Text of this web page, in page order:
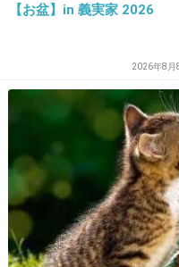
出典：www.update0049.com
24. 匿名 2016/01/24(日) 12:59:17
わたしにとってはリ
【お盆】in 義実家 2026
2026年8月